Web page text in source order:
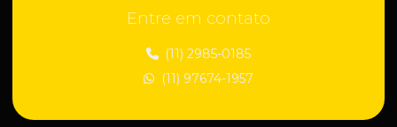
Empresa de fabricação de peças técnicas
Empresa de industrialização de peças
Empresa de manutenção industrial
Entre em contato
(11) 2985-0185
(11) 97674-1957